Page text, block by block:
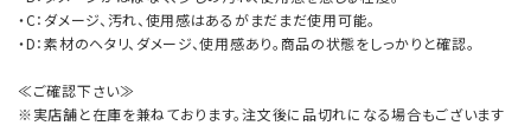
・C：ダメージ、汚れ、使用感はあるがまだまだ使用可能。
・D：素材のヘタリ、ダメージ、使用感あり。商品の状態をしっかりと確認。
≪ご確認下さい≫
※実店舗と在庫を兼ねております。注文後に品切れになる場合もございます